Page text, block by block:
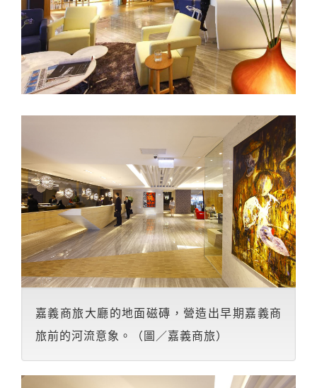
嘉義商旅大廳的地面磁磚，營造出早期嘉義商
旅前的河流意象。（圖／嘉義商旅）